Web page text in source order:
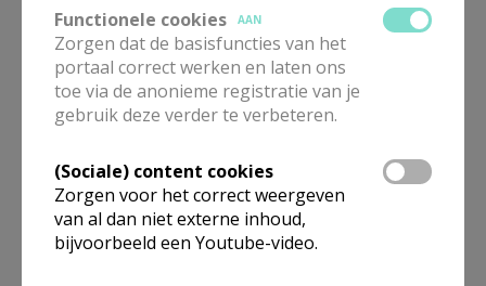
Ingrid Jost
050 37 26 75
Stuur een mailtje
Stafmedewerker vicariale
diensten
Functionele cookies
AAN
Zorgen dat de basisfuncties van het
portaal correct werken en laten ons
toe via de anonieme registratie van je
gebruik deze verder te verbeteren.
(Sociale) content cookies
Zorgen voor het correct weergeven
van al dan niet externe inhoud,
bijvoorbeeld een Youtube-video.